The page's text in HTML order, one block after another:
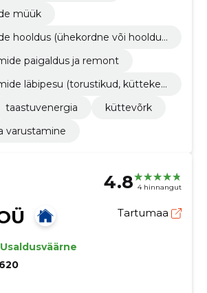
müük
hooldus (ühekordne või hooldus
paigaldus ja remont
läbipesu (torustikud, küttekeh
taastuvenergia
küttevõrk
varustamine
4.8 4 hinnangut
Tartumaa
Usaldusväärne